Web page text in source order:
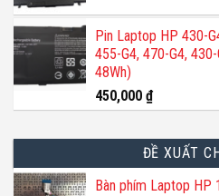
Pin Laptop HP 430-
455-G4, 470-G4,
48Wh)
450,000 ₫
ĐỀ XUẤT
Bàn phím Laptop HP